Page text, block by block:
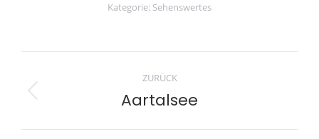
Kategorie: Sehenswertes
Project
navigation
ZURÜCK
Previous
Aartalsee